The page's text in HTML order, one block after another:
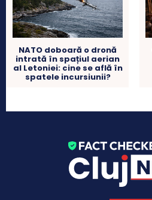
NATO doboară o dronă
intrată în spațiul aerian
al Letoniei: cine se află în
spatele incursiunii?